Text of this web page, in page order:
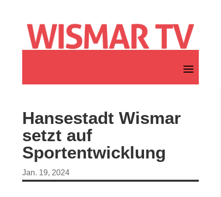
Hansestadt Wismar
setzt auf
Sportentwicklung
Jan. 19, 2024